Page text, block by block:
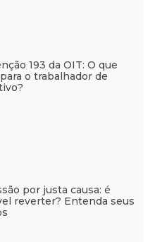
193 da OIT: O que
o trabalhador de
por justa causa: é
reverter? Entenda seus